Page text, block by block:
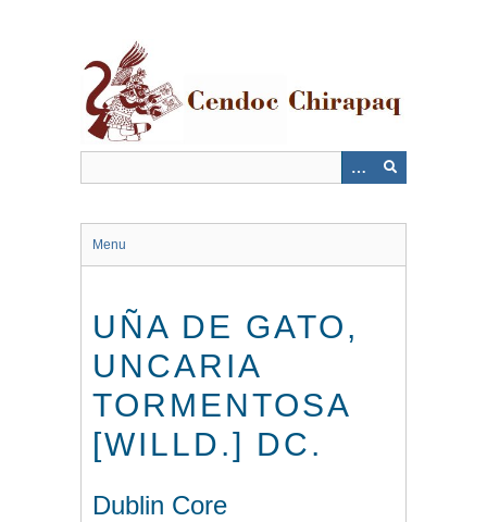
Menu
UÑA DE GATO,
UNCARIA
TORMENTOSA
[WILLD.] DC.
Dublin Core